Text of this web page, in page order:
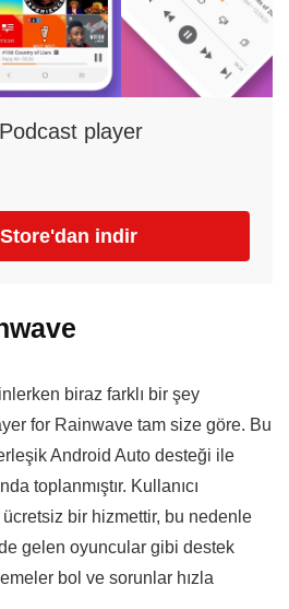
player
indir
biraz farklı bir şey
for Rainwave tam size göre. Bu
Android Auto desteği ile
toplanmıştır. Kullanıcı
ücretsiz bir hizmettir, bu nedenle
gelen oyuncular gibi destek
bol ve sorunlar hızla